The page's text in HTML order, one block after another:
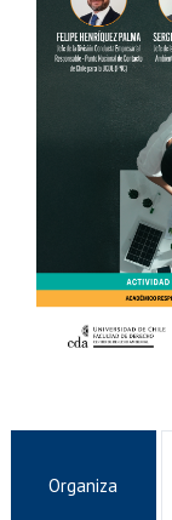
Organiza